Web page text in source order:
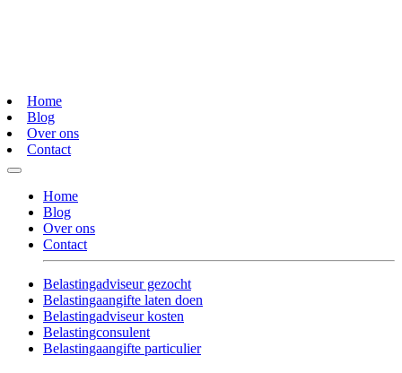
Home
Blog
Over ons
Contact
Home
Blog
Over ons
Contact
Belastingadviseur gezocht
Belastingaangifte laten doen
Belastingadviseur kosten
Belastingconsulent
Belastingaangifte particulier